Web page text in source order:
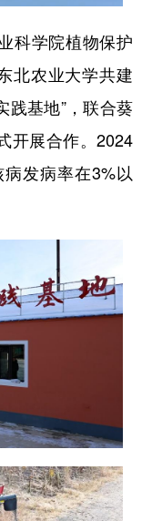
学院植物保护
北农业大学共建
践基地”，联合葵
开展合作。2024
发病率在3%以